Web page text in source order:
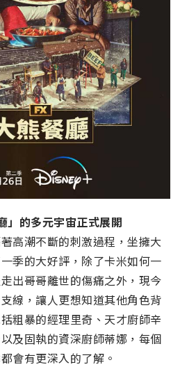
」的多元宇宙正式展開
著高潮不斷的刺激過程，坐擁大
季的大好評，除了卡米如何一
出哥哥離世的傷痛之外，現今
線，讓人更想知道其他角色背
粗暴的經理里奇、天才廚師辛
及固執的資深廚師蒂娜，每個
會有更深入的了解。